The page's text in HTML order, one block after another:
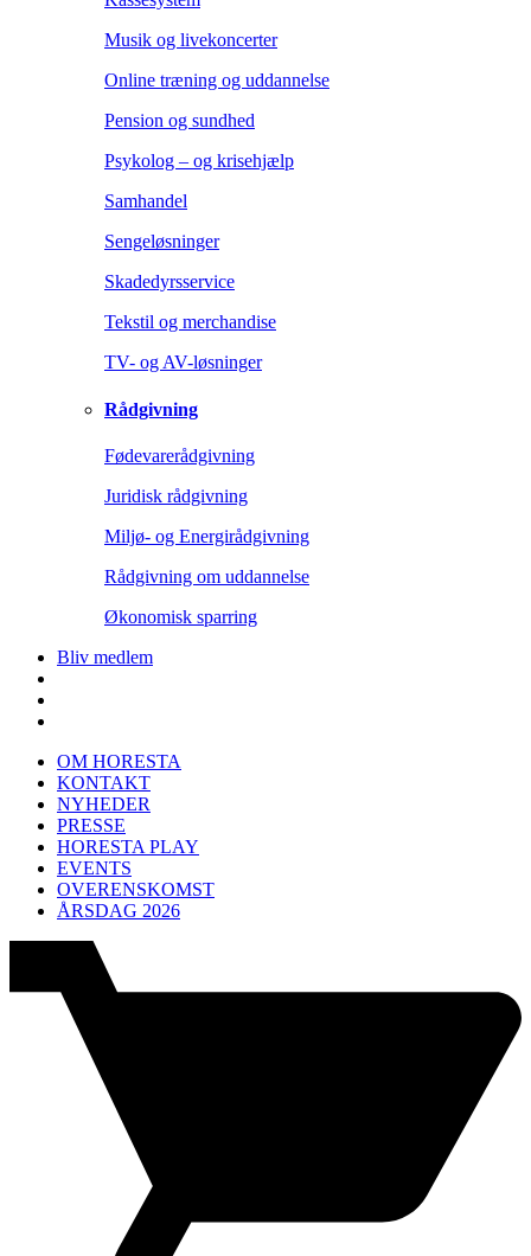
Musik og livekoncerter
Online træning og uddannelse
Pension og sundhed
Psykolog – og krisehjælp
Samhandel
Sengeløsninger
Skadedyrsservice
Tekstil og merchandise
TV- og AV-løsninger
Rådgivning
Fødevarerådgivning
Juridisk rådgivning
Miljø- og Energirådgivning
Rådgivning om uddannelse
Økonomisk sparring
Bliv medlem
OM HORESTA
KONTAKT
NYHEDER
PRESSE
HORESTA PLAY
EVENTS
OVERENSKOMST
ÅRSDAG 2026